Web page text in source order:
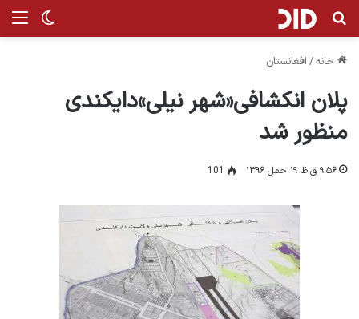
تغییر جستجو برای
خانه/ افغانستان
پلان انکشافی«شهر نیلی»دایکندی
منظور شد
۹:۵۶ ق.ظ ۱۹ حمل ۱۳۹۶ 101